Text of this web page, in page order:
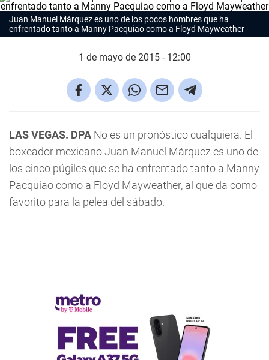
Juan Manuel Márquez es uno de los pocos hombres que ha
enfrentado tanto a Manny Pacquiao como a Floyd Mayweather
1 de mayo de 2015 - 12:00
LAS VEGAS. DPA No es un pronóstico cualquiera. El
boxeador mexicano Juan Manuel Márquez es uno de
los cinco púgiles que se ha enfrentado tanto a Manny
Pacquiao como a Floyd Mayweather, al que da como
favorito para la pelea del sábado.